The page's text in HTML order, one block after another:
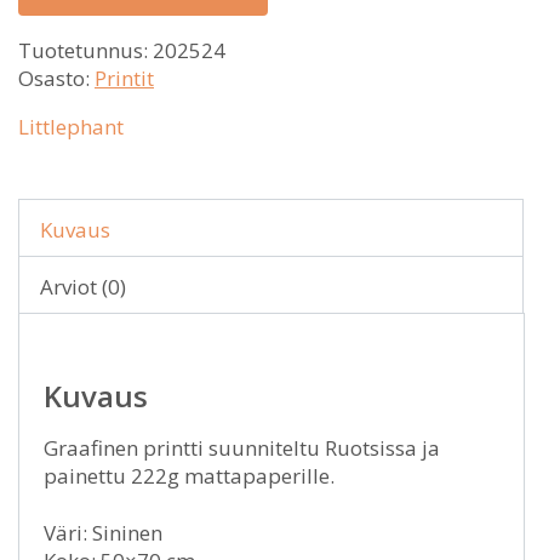
Tuotetunnus: 202524
Osasto: Printit
Littlephant
Kuvaus
Arviot (0)
Kuvaus
Graafinen printti suunniteltu Ruotsissa ja
painettu 222g mattapaperille.
Väri: Sininen